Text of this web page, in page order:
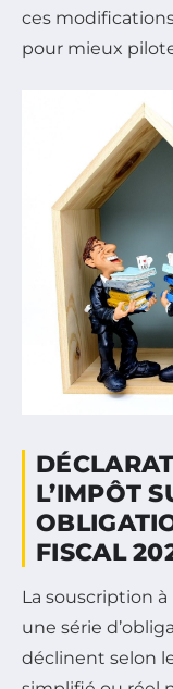
ces
pour mieux
L’IMPÔT
FISCAL
La souscription
une série
déclinent selon